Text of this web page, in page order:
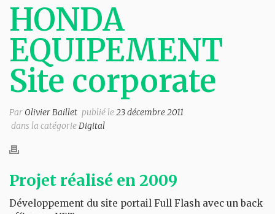
HONDA
EQUIPEMENT
Site corporate
Par Olivier Baillet publié le23 décembre 2011
dans la catégorieDigital
Projet réalisé en 2009
Développement du site portail Full Flash avec un back